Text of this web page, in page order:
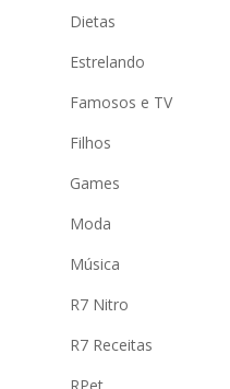
Dietas
Estrelando
Famosos e TV
Filhos
Games
Moda
Música
R7 Nitro
R7 Receitas